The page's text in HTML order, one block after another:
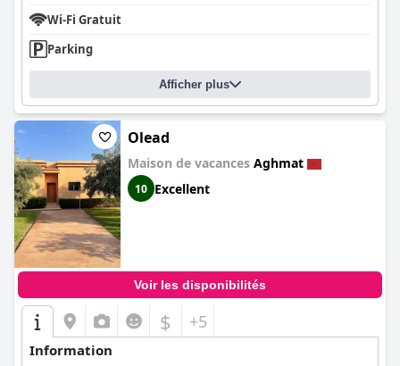
Wi-Fi Gratuit
Parking
Afficher plus
Olead
Maison de vacances Aghmat
10 Excellent
Voir les disponibilités
$ +5
Information